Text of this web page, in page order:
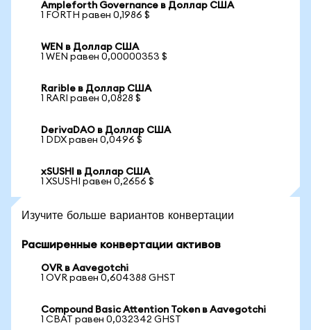
Ampleforth Governance в Доллар США
1 FORTH равен 0,1986 $
WEN в Доллар США
1 WEN равен 0,00000353 $
Rarible в Доллар США
1 RARI равен 0,0828 $
DerivaDAO в Доллар США
1 DDX равен 0,0496 $
xSUSHI в Доллар США
1 XSUSHI равен 0,2656 $
Изучите больше вариантов конвертации
Расширенные конвертации активов
OVR в Aavegotchi
1 OVR равен 0,604388 GHST
Compound Basic Attention Token в Aavegotchi
1 CBAT равен 0,032342 GHST